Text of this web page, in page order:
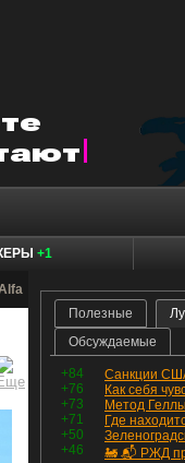
+1
Полезные
Обсуждаемые
+84
+76
+73
+71
+50
+46